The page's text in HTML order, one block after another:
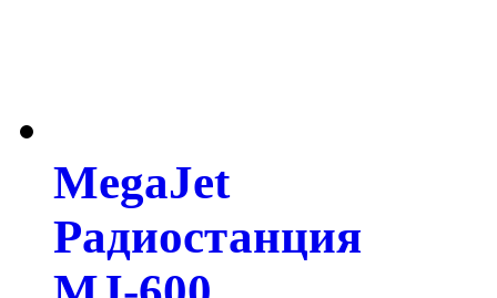
MegaJet
Радиостанция